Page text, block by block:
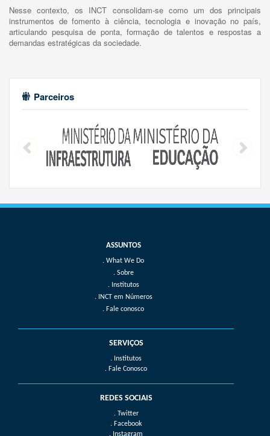
Nesse contexto, os INCT consolidam-se como um dos principais
instrumentos de fomento à ciência, tecnologia e inovação no país,
articulando pesquisa de ponta, formação de talentos e respostas a
demandas estratégicas da sociedade.
Parceiros
What We Do
Sobre
Institutos
INCT em Números
Fale conosco
SERVIÇOS
. Institutos
. Fale Conosco
REDES SOCIAIS
. Twitter
. Facebook
. Instagram